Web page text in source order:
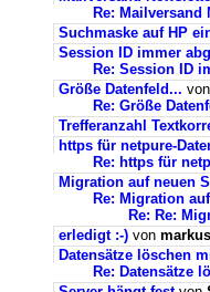
Re: Mailversand
Suchmaske auf HP
Session ID immer
Re: Session ID
Größe Datenfeld... von
Re: Größe
Trefferanzahl
https für netpure-
Re: https für
Migration auf neuen
Re: Migration
Re: Re:
erledigt :-) von markus
Datensätze löschen
Re: Datensätze